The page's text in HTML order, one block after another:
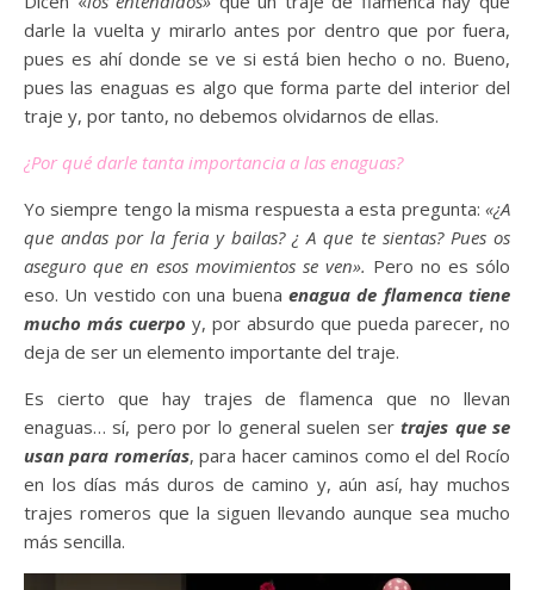
darle la vuelta y mirarlo antes por dentro que por fuera,
pues es ahí donde se ve si está bien hecho o no. Bueno,
pues las enaguas es algo que forma parte del interior del
traje y, por tanto, no debemos olvidarnos de ellas.
¿Por qué darle tanta importancia a las enaguas?
Yo siempre tengo la misma respuesta a esta pregunta: «¿A
que andas por la feria y bailas? ¿ A que te sientas? Pues os
aseguro que en esos movimientos se ven». Pero no es sólo
eso. Un vestido con una buena enagua de flamenca tiene
mucho más cuerpo y, por absurdo que pueda parecer, no
deja de ser un elemento importante del traje.
Es cierto que hay trajes de flamenca que no llevan
enaguas… sí, pero por lo general suelen sertrajes que se
usan para romerías, para hacer caminos como el del Rocío
en los días más duros de camino y, aún así, hay muchos
trajes romeros que la siguen llevando aunque sea mucho
más sencilla.